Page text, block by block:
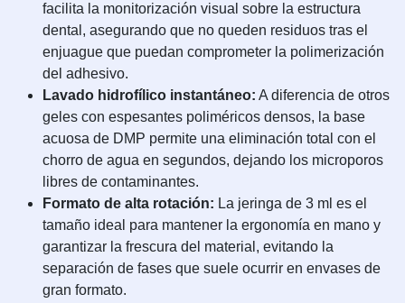
facilita la monitorización visual sobre la estructura
dental, asegurando que no queden residuos tras el
enjuague que puedan comprometer la polimerización
del adhesivo.
Lavado hidrofílico instantáneo: A diferencia de otros
geles con espesantes poliméricos densos, la base
acuosa de DMP permite una eliminación total con el
chorro de agua en segundos, dejando los microporos
libres de contaminantes.
Formato de alta rotación: La jeringa de 3 ml es el
tamaño ideal para mantener la ergonomía en mano y
garantizar la frescura del material, evitando la
separación de fases que suele ocurrir en envases de
gran formato.